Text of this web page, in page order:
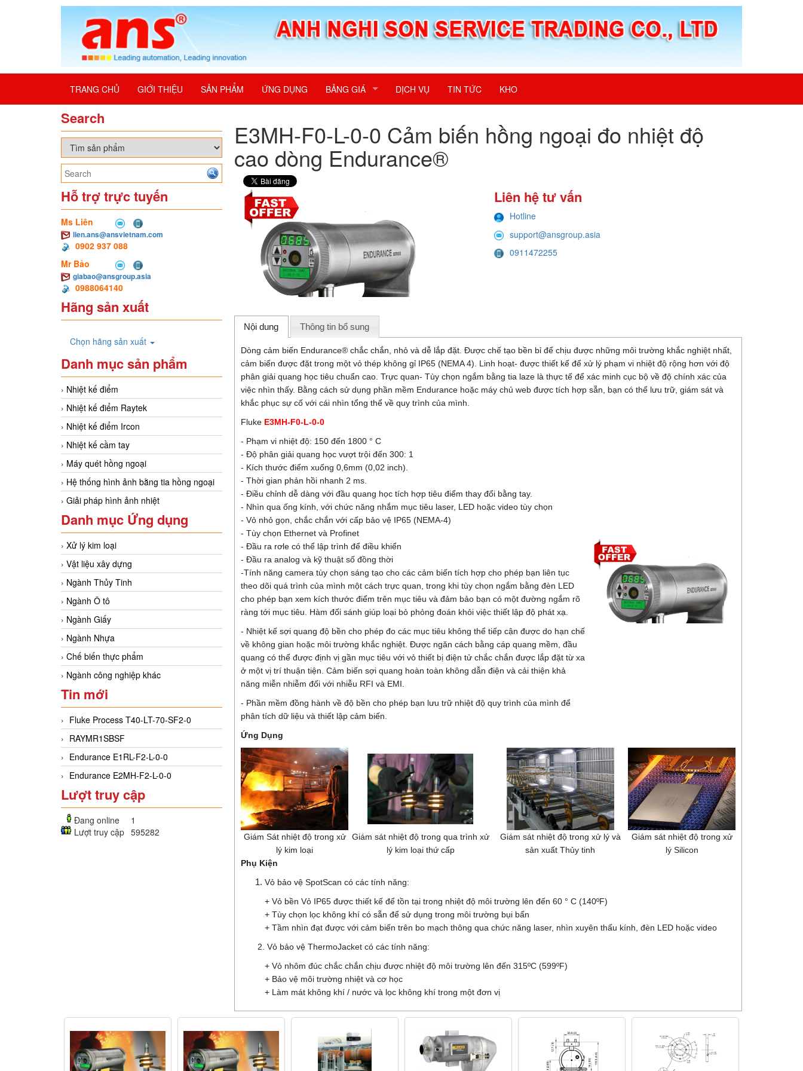
TRANG CHỦ GIỚI THIỆU SẢN PHẨM ỨNG DỤNG BẢNG GIÁ DỊCH VỤ TIN TỨC KHO
Search
Hỗ trợ trực tuyến
Ms Liên
lien.ans@ansvietnam.com
0902 937 088
Mr Bảo
giabao@ansgroup.asia
0988064140
Hãng sản xuất
Chọn hãng sản xuất
Danh mục sản phẩm
Nhiệt kế điểm
Nhiệt kế điểm Raytek
Nhiệt kế điểm Ircon
Nhiệt kế cầm tay
Máy quét hồng ngoại
Hệ thống hình ảnh bằng tia hồng ngoại
Giải pháp hình ảnh nhiệt
Danh mục Ứng dụng
Xử lý kim loại
Vật liệu xây dựng
Ngành Thủy Tinh
Ngành Ô tô
Ngành Giấy
Ngành Nhựa
Chế biến thực phẩm
Ngành công nghiệp khác
Tin mới
Fluke Process T40-LT-70-SF2-0
RAYMR1SBSF
Endurance E1RL-F2-L-0-0
Endurance E2MH-F2-L-0-0
Lượt truy cập
Đang online
1
Lượt truy cập 595282
E3MH-F0-L-0-0 Cảm biến hồng ngoại đo nhiệt độ
cao dòng Endurance®
Liên hệ tư vấn
Hotline
support@ansgroup.asia
0911472255
Nội dung Thông tin bổ sung
Dòng cảm biến Endurance® chắc chắn, nhỏ và dễ lắp đặt. Được chế tạo bền bỉ để chịu được những môi trường khắc nghiệt nhất,
cảm biến được đặt trong một vỏ thép không gỉ IP65 (NEMA 4). Linh hoạt- được thiết kế để xử lý phạm vi nhiệt độ rộng hơn với độ
phân giải quang học tiêu chuẩn cao. Trực quan- Tùy chọn ngắm bằng tia laze là thực tế để xác minh cục bộ về độ chính xác của
việc nhìn thấy. Bằng cách sử dụng phần mềm Endurance hoặc máy chủ web được tích hợp sẵn, bạn có thể lưu trữ, giám sát và
khắc phục sự cố với cái nhìn tổng thể về quy trình của mình.
Fluke E3MH-F0-L-0-0
- Phạm vi nhiệt độ: 150 đến 1800 ° C
- Độ phân giải quang học vượt trội đến 300: 1
- Kích thước điểm xuống 0,6mm (0,02 inch).
- Thời gian phản hồi nhanh 2 ms.
- Điều chỉnh dễ dàng với đầu quang học tích hợp tiêu điểm thay đổi bằng tay.
- Nhìn qua ống kính, với chức năng nhắm mục tiêu laser, LED hoặc video tùy chọn
- Vỏ nhỏ gọn, chắc chắn với cấp bảo vệ IP65 (NEMA-4)
- Tùy chọn Ethernet và Profinet
- Đầu ra rơle có thể lập trình để điều khiển
- Đầu ra analog và kỹ thuật số đồng thời
-Tính năng camera tùy chọn sáng tạo cho các cảm biến tích hợp cho phép bạn liên tục
theo dõi quá trình của mình một cách trực quan, trong khi tùy chọn ngắm bằng đèn LED
cho phép bạn xem kích thước điểm trên mục tiêu và đảm bảo bạn có một đường ngắm rõ
ràng tới mục tiêu. Hàm đối sánh giúp loại bỏ phỏng đoán khỏi việc thiết lập độ phát xạ.
- Nhiệt kế sợi quang độ bền cho phép đo các mục tiêu không thể tiếp cận được do hạn chế
về không gian hoặc môi trường khắc nghiệt. Được ngăn cách bằng cáp quang mềm, đầu
quang có thể được định vị gần mục tiêu với vỏ thiết bị điện tử chắc chắn được lắp đặt từ xa
ở một vị trí thuận tiện. Cảm biến sợi quang hoàn toàn không dẫn điện và cải thiện khả
năng miễn nhiễm đối với nhiễu RFI và EMI.
- Phần mềm đồng hành về độ bền cho phép bạn lưu trữ nhiệt độ quy trình của mình để
phân tích dữ liệu và thiết lập cảm biến.
Ứng Dụng
Giám Sát nhiệt độ trong xử
lý kim loại
Giám sát nhiệt độ trong qua trình xử
lý kim loại thứ cấp
Giám sát nhiệt độ trong xử lý và
sản xuất Thủy tinh
Giám sát nhiệt độ trong xử
lý Silicon
Phụ Kiện
Vỏ bảo vệ SpotScan có các tính năng:
+ Vỏ bền Vỏ IP65 được thiết kế để tồn tại trong nhiệt độ môi trường lên đến 60 ° C (140ºF)
+ Tùy chọn lọc không khí có sẵn để sử dụng trong môi trường bụi bẩn
+ Tầm nhìn đạt được với cảm biến trên bo mạch thông qua chức năng laser, nhìn xuyên thấu kính, đèn LED hoặc video
2. Vỏ bảo vệ ThermoJacket có các tính năng:
+ Vỏ nhôm đúc chắc chắn chịu được nhiệt độ môi trường lên đến 315ºC (599ºF)
+ Bảo vệ môi trường nhiệt và cơ học
+ Làm mát không khí / nước và lọc không khí trong một đơn vị